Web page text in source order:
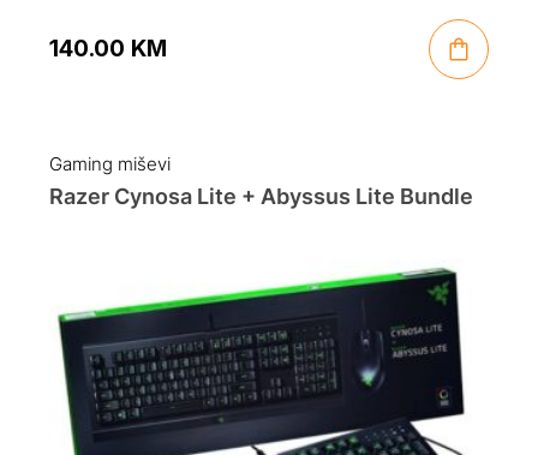
140.00 KM
Gaming miševi
Razer Cynosa Lite + Abyssus Lite Bundle